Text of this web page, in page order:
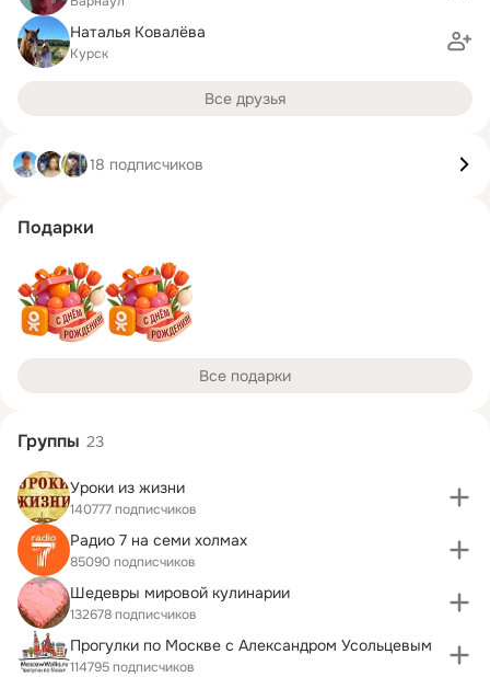
Наталья Ковалёва
Курск
Все друзья
18 подписчиков
Подарки
Все подарки
Группы 23
Уроки из жизни
140777 подписчиков
Радио 7 на семи холмах
85090 подписчиков
Шедевры мировой кулинарии
132678 подписчиков
Прогулки по Москве c Александром Усольцевым
114795 подписчиков